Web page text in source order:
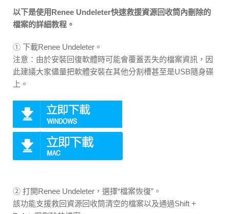
以下是使用Renee Undeleter快速救援資源回收筒內刪除的
檔案的詳細教程。
① 下載Renee Undeleter。
注意：由於安裝回復軟體時可能會覆蓋丟失的檔案資訊，因
此建議大家儘量把軟體安裝在其他分割槽甚至是USB隨身碟
上。
② 打開Renee Undeleter，選擇“檔案恢復”。
該功能支援救回資源回收筒清空的檔案以及通過Shift +